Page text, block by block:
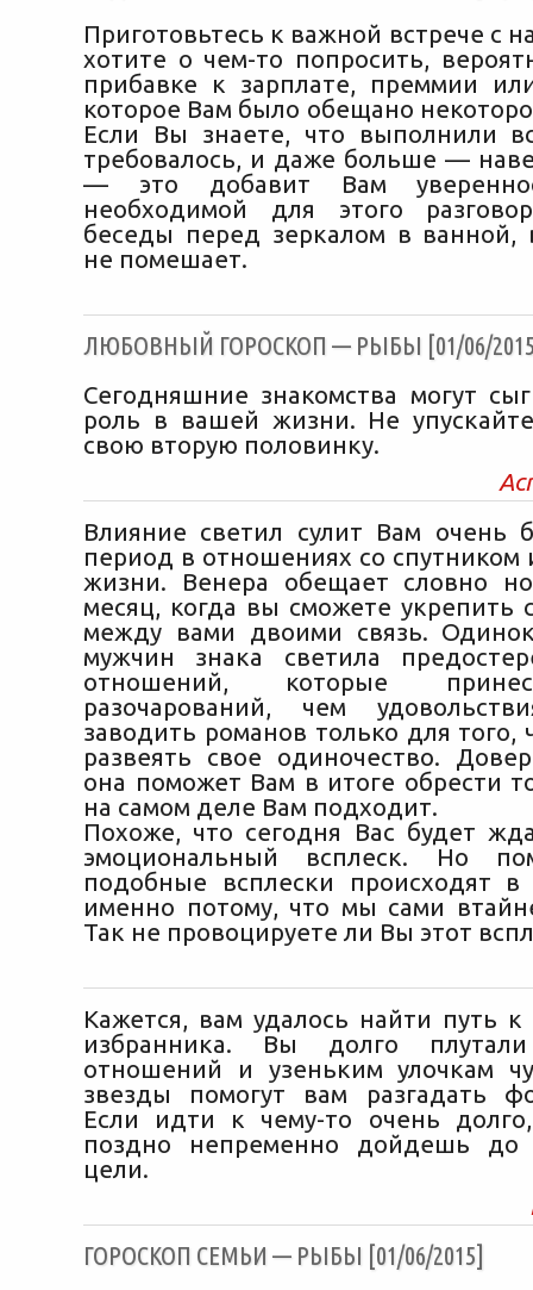
Приготовьтесь к важной встрече с
хотите о чем-то попросить,
прибавке к зарплате, преммии
которое Вам было обещано
Если Вы знаете, что выполнили
требовалось, и даже больше —
— это добавит Вам
необходимой для этого
беседы перед зеркалом в ванной,
не помешает.
ЛЮБОВНЫЙ ГОРОСКОП — РЫБЫ [01/06/
Сегодняшние знакомства могут
роль в вашей жизни. Не
свою вторую половинку.
Влияние светил сулит Вам очень
период в отношениях со спутником
жизни. Венера обещает словно
месяц, когда вы сможете укрепить
между вами двоими связь.
мужчин знака светила
отношений, которые
разочарований, чем
заводить романов только для того,
развеять свое одиночество.
она поможет Вам в итоге обрести
на самом деле Вам подходит.
Похоже, что сегодня Вас будет
эмоциональный всплеск. Но
подобные всплески происходят
именно потому, что мы сами
Так не провоцируете ли Вы этот
Кажется, вам удалось найти путь к
избранника. Вы долго
отношений и узеньким улочкам
звезды помогут вам разгадать
Если идти к чему-то очень
поздно непременно дойдешь до
цели.
ГОРОСКОП СЕМЬИ — РЫБЫ [01/06/2015]